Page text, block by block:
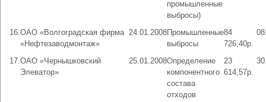
промышленные
выбросы)
16.ОАО «Волгоградская фирма
«Нефтезаводмонтаж»
24.01.2008Промышленные
выбросы
84
726,40р.
17.ОАО «Чернышковский
Элеватор»
25.01.2008Определение
компонентного
состава
отходов
23
614,57р.